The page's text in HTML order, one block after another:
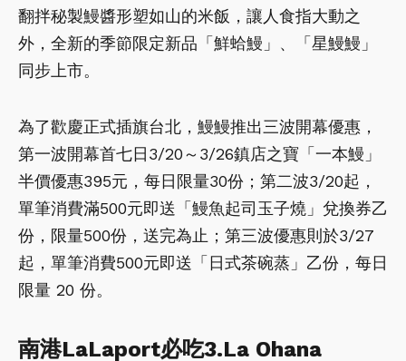
翻拌秘製鰻醬形塑如山的米飯，讓人食指大動之
外，全新的季節限定新品「鮮蛤鰻」、「星鰻鰻」
同步上市。
為了歡慶正式插旗台北，鰻鰻推出三波開幕優惠，
第一波開幕首七日3/20～3/26鎮店之寶「一本鰻」
半價優惠395元，每日限量30份；第二波3/20起，
單筆消費滿500元即送「鰻魚起司玉子燒」兌換券乙
份，限量500份，送完為止；第三波優惠則於3/27
起，單筆消費500元即送「日式茶碗蒸」乙份，每日
限量 20 份。
南港LaLaport必吃3.La Ohana